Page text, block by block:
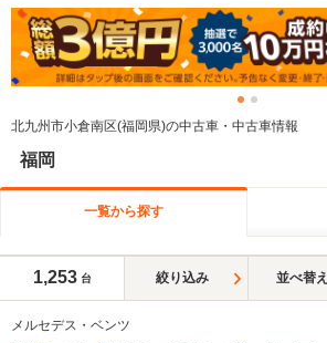
北九州市小倉南区(福岡県)の中古車・中古車情報
福岡
一覧から探す
1,253 台 絞り込み 並べ替え
メルセデス・ベンツ